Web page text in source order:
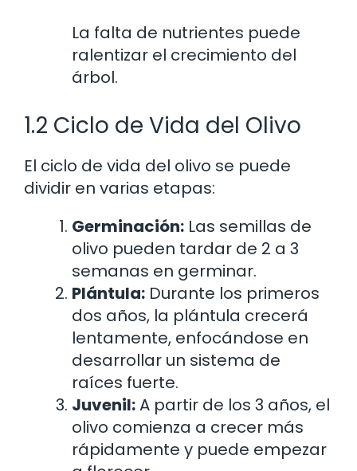
La falta de nutrientes puede
ralentizar el crecimiento del
árbol.
1.2 Ciclo de Vida del Olivo
El ciclo de vida del olivo se puede
dividir en varias etapas:
Germinación: Las semillas de
olivo pueden tardar de 2 a 3
semanas en germinar.
Plántula: Durante los primeros
dos años, la plántula crecerá
lentamente, enfocándose en
desarrollar un sistema de
raíces fuerte.
Juvenil:A partir de los 3 años, el
olivo comienza a crecer más
rápidamente y puede empezar